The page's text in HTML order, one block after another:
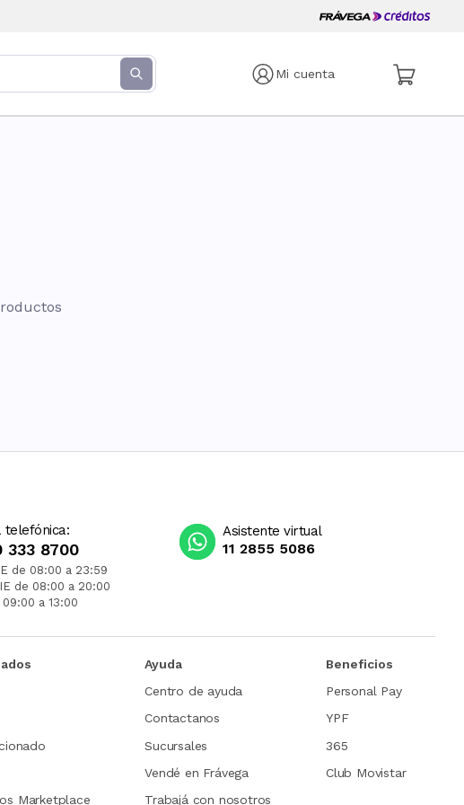
Mi cuenta
telefónica:
333 8700
de 08:00 a 23:59
de 08:00 a 20:00
a 13:00
Asistente virtual
11 2855 5086
Marketplace
Ayuda
Centro de ayuda
Contactanos
Sucursales
Vendé en Frávega
Trabajá con nosotros
Beneficios
Personal Pay
YPF
365
Club Movistar